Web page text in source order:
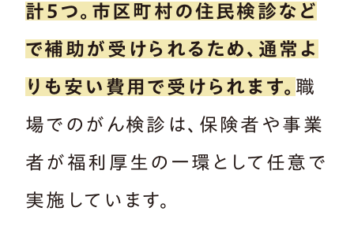
計５つ。市区町村の住民検診など
で補助が受けられるため、通常よ
りも安い費用で受けられます。 職
場でのがん検診は、保険者や事業
者が福利厚生の一環として任意で
実施しています。